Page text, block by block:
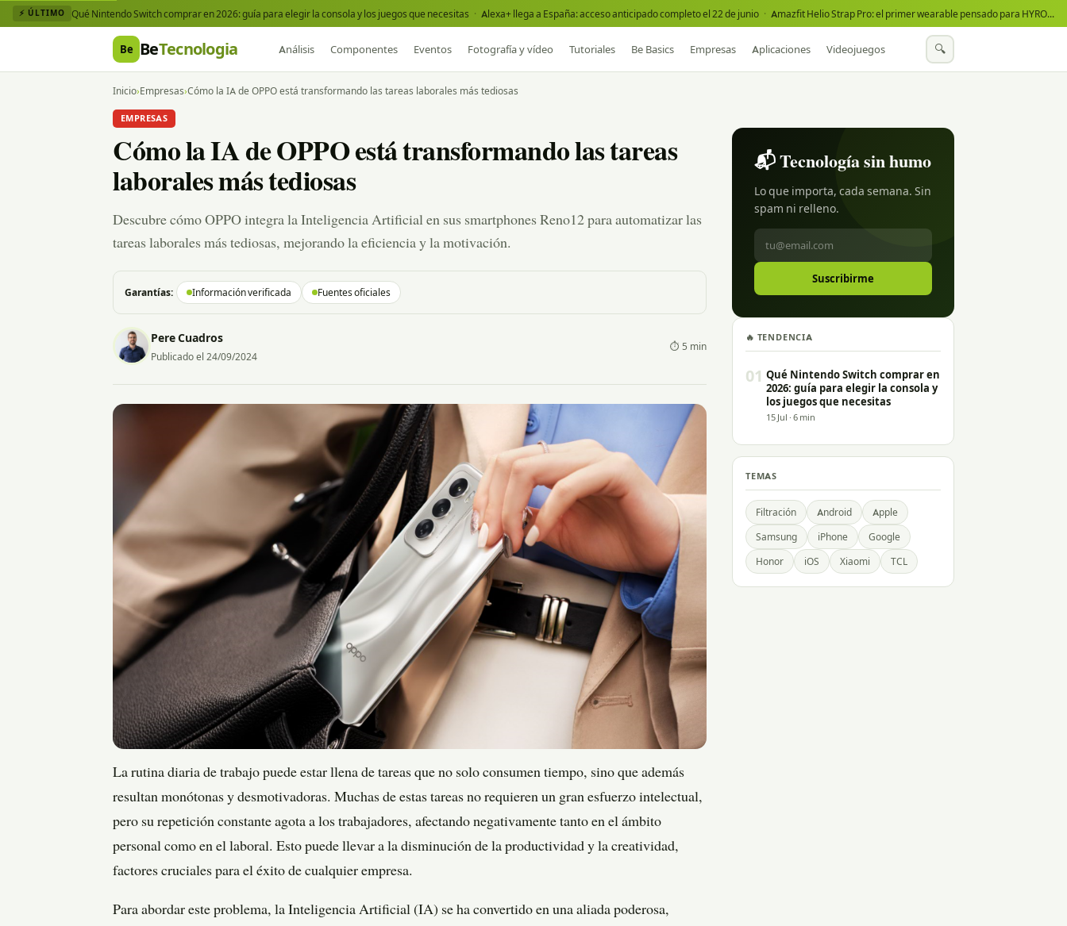
⚡ ÚLTIMO Qué Nintendo Switch comprar en 2026: guía para elegir la consola y los juegos que necesitas · Alexa+ llega a España: acceso anticipado completo el 22 de junio · Amazfit Helio Strap Pro: el primer wearable pensado para HYROX
Be BeTecnologia Análisis Componentes Eventos Fotografía y vídeo Tutoriales Be Basics Empresas Aplicaciones Videojuegos 🔍
Inicio›Empresas›Cómo la IA de OPPO está transformando las tareas laborales más tediosas
EMPRESAS
Cómo la IA de OPPO está transformando las tareas
laborales más tediosas
Descubre cómo OPPO integra la Inteligencia Artificial en sus smartphones Reno12 para automatizar las
tareas laborales más tediosas, mejorando la eficiencia y la motivación.
Garantías: Información verificada Fuentes oficiales
Pere Cuadros
Publicado el 24/09/2024
⏱ 5 min
La rutina diaria de trabajo puede estar llena de tareas que no solo consumen tiempo, sino que además
resultan monótonas y desmotivadoras. Muchas de estas tareas no requieren un gran esfuerzo intelectual,
pero su repetición constante agota a los trabajadores, afectando negativamente tanto en el ámbito
personal como en el laboral. Esto puede llevar a la disminución de la productividad y la creatividad,
factores cruciales para el éxito de cualquier empresa.
Para abordar este problema, la Inteligencia Artificial (IA) se ha convertido en una aliada poderosa,
📬 Tecnología sin humo
Lo que importa, cada semana. Sin
spam ni relleno.
Suscribirme
🔥 TENDENCIA
01 Qué Nintendo Switch comprar en
2026: guía para elegir la consola y
los juegos que necesitas
15 Jul · 6 min
TEMAS
Filtración Android Apple
Samsung iPhone Google
Honor iOS Xiaomi TCL